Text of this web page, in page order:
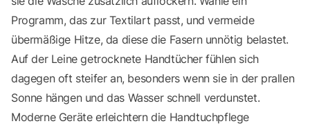
Programm, das zur Textilart passt, und vermeide
übermäßige Hitze, da diese die Fasern unnötig belastet.
Auf der Leine getrocknete Handtücher fühlen sich
dagegen oft steifer an, besonders wenn sie in der prallen
Sonne hängen und das Wasser schnell verdunstet.
Moderne Geräte erleichtern die Handtuchpflege